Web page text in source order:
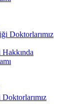
Doktorlarımız